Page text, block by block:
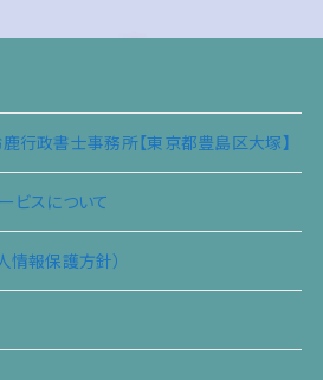
行政書士事務所【東京都豊島区大塚】
ビスについて
情報保護方針）